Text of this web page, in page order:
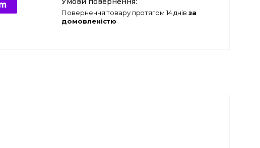
повернення товару протягом 14 днів за
домовленістю